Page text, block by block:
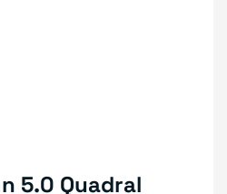
5.0 Quadral